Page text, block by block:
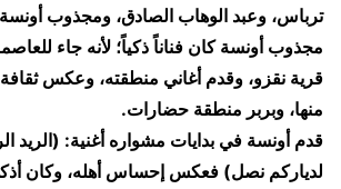
ترباس، وعبد الوهاب الصادق، ومجذوب
​مجذوب أونسة كان فناناً ذكياً؛ لأنه جاء
قرية نقزو، وقدم أغاني منطقته، وعكس ثقافة
منها، وبربر منطقة حضارات.
​قدم أونسة في بدايات مشواره أغنية: (الريد
لدياركم نصل) فعكس إحساس أهله، وكان